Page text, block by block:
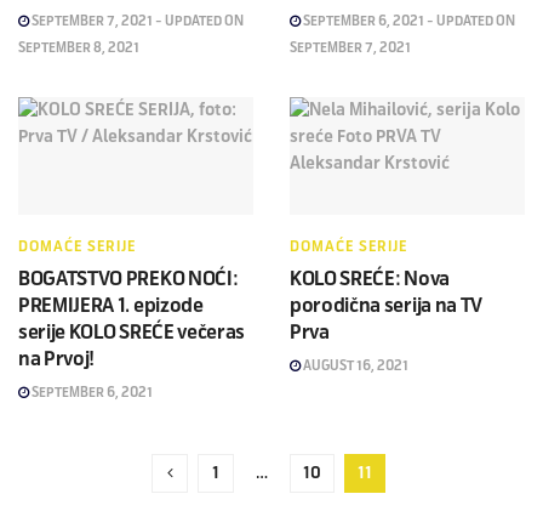
SEPTEMBER 7, 2021 - UPDATED ON
SEPTEMBER 8, 2021
SEPTEMBER 6, 2021 - UPDATED ON
SEPTEMBER 7, 2021
DOMAĆE SERIJE
BOGATSTVO PREKO NOĆI:
PREMIJERA 1. epizode
serije KOLO SREĆE večeras
na Prvoj!
SEPTEMBER 6, 2021
DOMAĆE SERIJE
KOLO SREĆE: Nova
porodična serija na TV
Prva
AUGUST 16, 2021
1 … 10 11